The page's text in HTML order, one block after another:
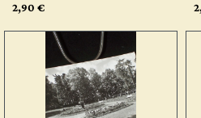
2,90 €